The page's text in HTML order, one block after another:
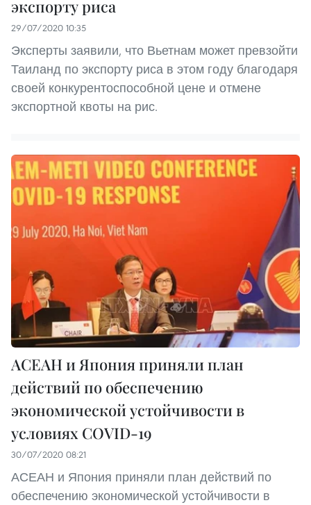
экспорту риса
29/07/2020 10:35
Эксперты заявили, что Вьетнам может превзойти
Таиланд по экспорту риса в этом году благодаря
своей конкурентоспособной цене и отмене
экспортной квоты на рис.
АСЕАН и Япония приняли план
действий по обеспечению
экономической устойчивости в
условиях COVID-19
30/07/2020 08:21
АСЕАН и Япония приняли план действий по
обеспечению экономической устойчивости в